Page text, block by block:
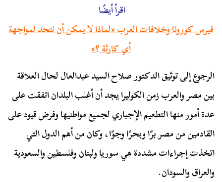
اقرأ أيضًا
فيرس كورونا وخلافات العرب «لماذا لا يمكن أن نتحد لمواجهة
أي كارثة ؟»
الرجوع إلى توثيق الدكتور صلاح السيد عبدالعال لحال العلاقة
بين مصر والعرب زمن الكوليرا يجد أن أغلب البلدان اتفقت على
عدة أمور منها التطعيم الإجباري لجميع مواطنيها وفرض قيود على
القادمين من مصر برًا وبحرًا وجوًا، وكان من أهم الدول التي
اتخذت إجراءات مشددة هي سوريا ولبنان وفلسطين والسعودية
والعراق والسودان.